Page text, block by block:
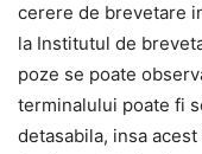
cerere de brevetare
la Institutul de
poze se poate
terminalului poate fi
detasabila, insa